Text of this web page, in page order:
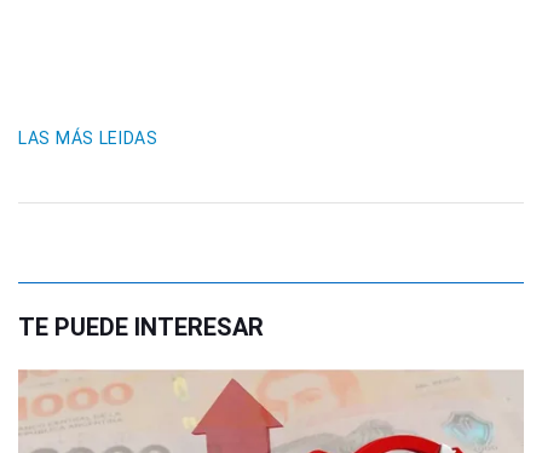
LAS MÁS LEIDAS
TE PUEDE INTERESAR